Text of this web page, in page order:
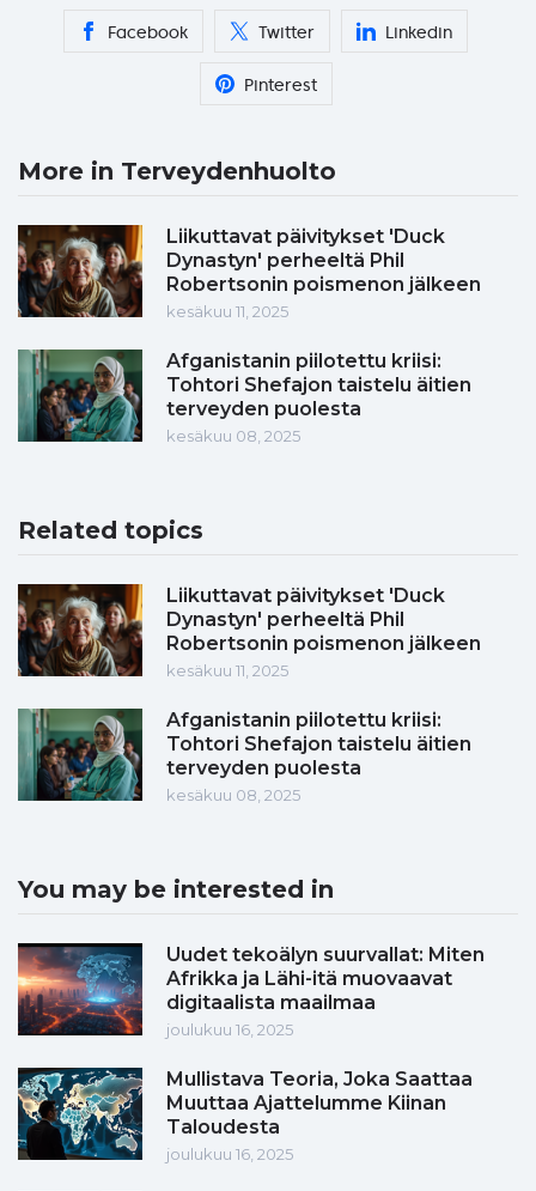
Facebook Twitter Linkedin
Pinterest
More in Terveydenhuolto
Liikuttavat päivitykset 'Duck
Dynastyn' perheeltä Phil
Robertsonin poismenon jälkeen
kesäkuu 11, 2025
Afganistanin piilotettu kriisi:
Tohtori Shefajon taistelu äitien
terveyden puolesta
kesäkuu 08, 2025
Related topics
Liikuttavat päivitykset 'Duck
Dynastyn' perheeltä Phil
Robertsonin poismenon jälkeen
kesäkuu 11, 2025
Afganistanin piilotettu kriisi:
Tohtori Shefajon taistelu äitien
terveyden puolesta
kesäkuu 08, 2025
You may be interested in
Uudet tekoälyn suurvallat: Miten
Afrikka ja Lähi-itä muovaavat
digitaalista maailmaa
joulukuu 16, 2025
Mullistava Teoria, Joka Saattaa
Muuttaa Ajattelumme Kiinan
Taloudesta
joulukuu 16, 2025